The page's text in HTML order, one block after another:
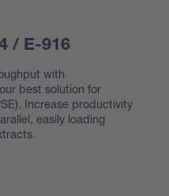
/ E-916
with
best solution for
Increase productivity
easily loading